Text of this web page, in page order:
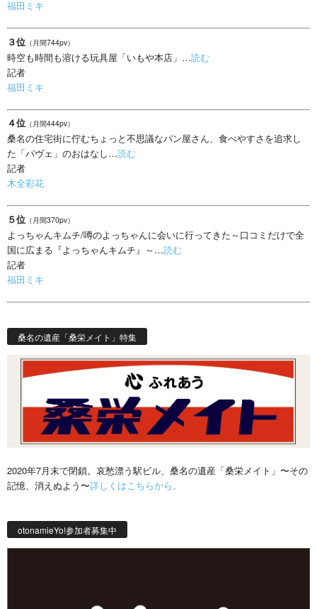
福田ミキ
３位 （月間744pv）
時空も時間も溶ける玩具屋「いもや本店」…読む
記者
福田ミキ
４位 （月間444pv）
桑名の住宅街に佇むちょっと不思議なパン屋さん、食べやすさを追求し
た「パヴェ」のおはなし…読む
記者
木全彩花
５位 （月間370pv）
よっちゃんキムチ/噂のよっちゃんに会いに行ってきた～口コミだけで全
国に広まる『よっちゃんキムチ』～…読む
記者
福田ミキ
桑名の遺産「桑栄メイト」特集
2020年7月末で閉鎖。哀愁漂う駅ビル、桑名の遺産「桑栄メイト」〜その
記憶、消えぬよう〜詳しくはこちらから。
otonamieYo!参加者募集中